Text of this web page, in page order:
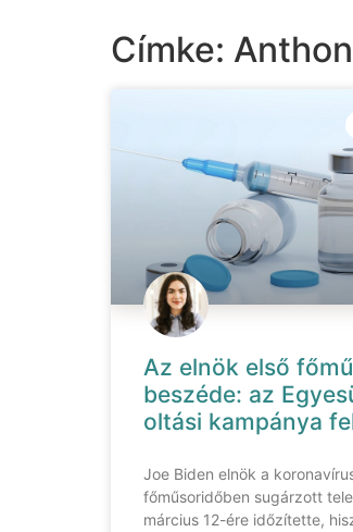
Címke:
Az elnök első
beszéde: az
oltási kampánya
Joe Biden elnök a
főműsoridőben sugárzott
március 12-ére időzítette,